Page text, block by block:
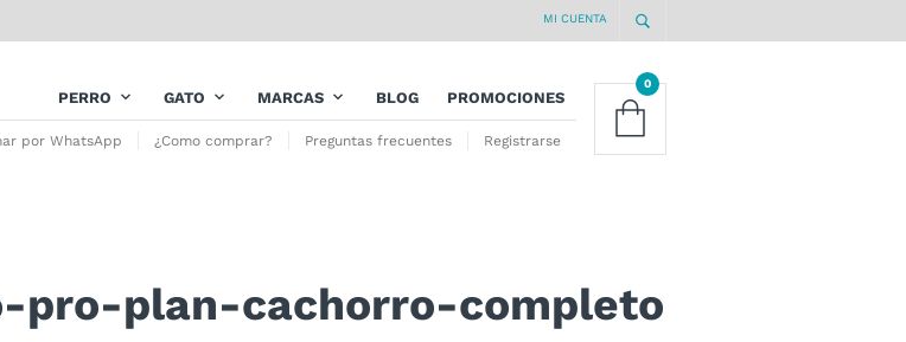
MI CUENTA
PERRO GATO MARCAS BLOG PROMOCIONES
por WhatsApp ¿Como comprar? Preguntas frecuentes Registrarse
0
pro-plan-cachorro-completo